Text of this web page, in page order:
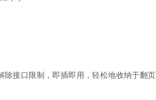
除接口限制，即插即用，轻松地收纳于翻